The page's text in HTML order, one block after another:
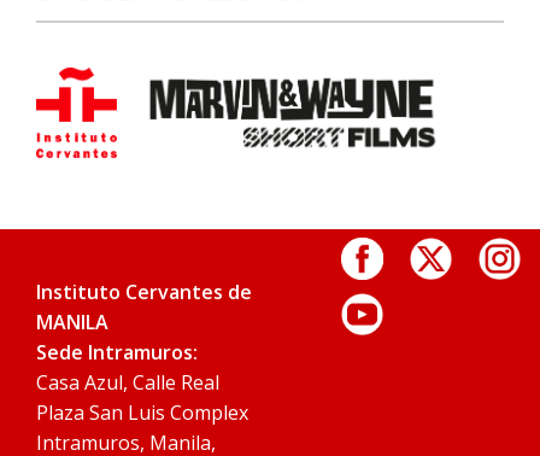
Instituto Cervantes de
MANILA
Sede Intramuros:
Casa Azul, Calle Real
Plaza San Luis Complex
Intramuros, Manila,